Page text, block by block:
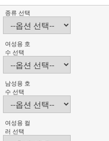
종류 선택
여성용 호
수 선택
남성용 호
수 선택
여성용 컬
러 선택